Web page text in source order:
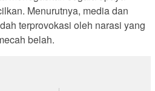
Menurutnya, media dan
terprovokasi oleh narasi yang
belah.